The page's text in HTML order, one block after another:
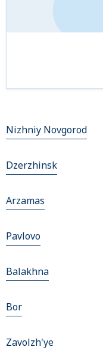
Nizhniy Novgorod
Dzerzhinsk
Arzamas
Pavlovo
Balakhna
Bor
Zavolzh'ye